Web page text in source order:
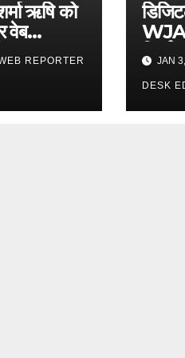
ऋषि को
वेब
ऑफ
REPORTER JAN
DESK